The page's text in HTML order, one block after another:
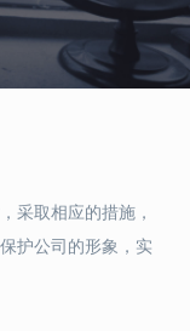
采取相应的措施，
护公司的形象，实